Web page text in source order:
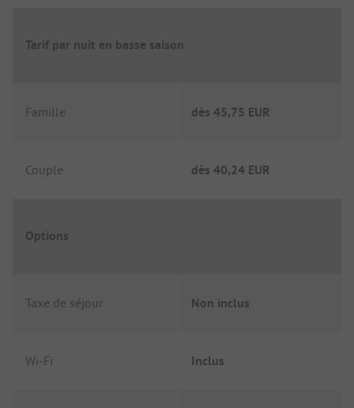
Tarif par nuit en basse saison
Famille dès 45,75 EUR
Couple dès 40,24 EUR
Options
Taxe de séjour Non inclus
Wi-Fi Inclus